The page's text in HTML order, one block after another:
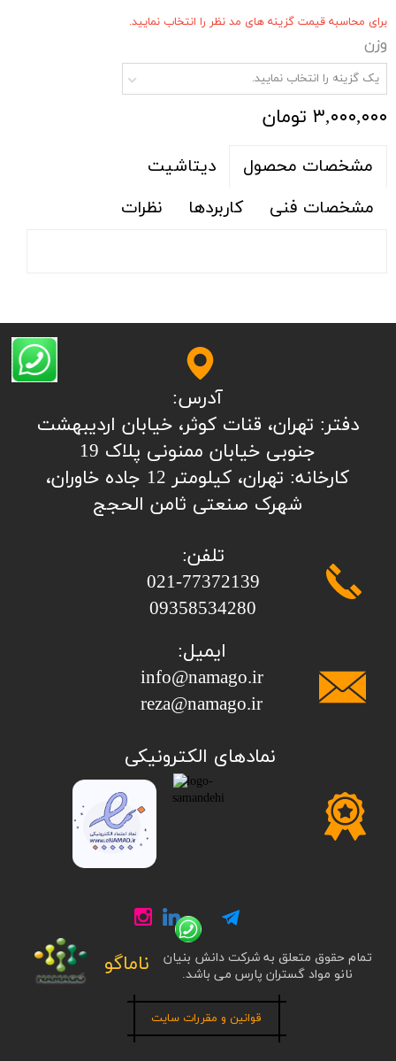
۳,۰۰۰,۰۰۰ تومان
برای محاسبه قیمت گزینه های مد نظر را انتخاب نمایید.
وزن
یک گزینه را انتخاب نمایید.
مشخصات محصول
دیتاشیت
مشخصات فنی
کاربردها نظرات
تمام حقوق متعلق به شرکت دانش بنیان
نانو مواد گستران پارس می باشد.
ناماگو
تلفن:
​​​​​​​021-77372139
​​​​​​​09358534280
آدرس:
​​​​​​​​دفتر: تهران، قنات کوثر، خیابان اردیبهشت
جنوبی خیابان ممنونی پلاک 19
کارخانه: تهران، کیلومتر 12 جاده خاوران،
شهرک صنعتی ثامن الحجج
ایمیل:
info@namago.ir
​​​​​​​reza@namago.ir
​نمادهای الکترونیکی
قوانین و مقررات سایت